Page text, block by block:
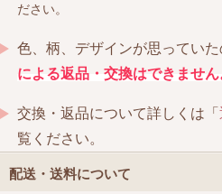
ださい。
色、柄、デザインが思ってい
による返品・交換はできません
交換・返品について詳しくは「
覧ください。
配送・送料について